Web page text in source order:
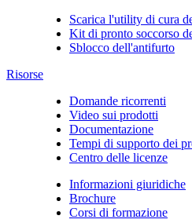
Scarica l'utility di cura
Kit di pronto soccorso
Sblocco dell'antifurto
Risorse
Domande ricorrenti
Video sui prodotti
Documentazione
Tempi di supporto dei
Centro delle licenze
Informazioni giuridiche
Brochure
Corsi di formazione